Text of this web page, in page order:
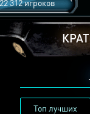
22 312 игроков
Топ лучших